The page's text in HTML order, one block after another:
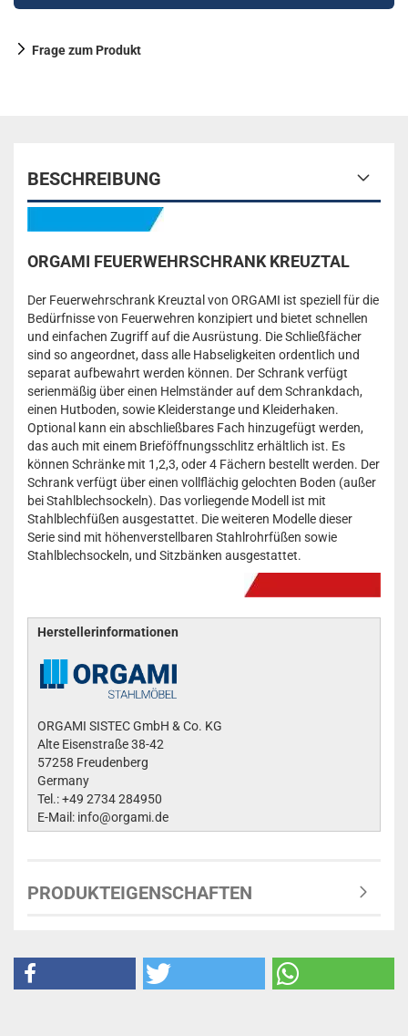
Frage zum Produkt
BESCHREIBUNG
ORGAMI FEUERWEHRSCHRANK KREUZTAL
Der Feuerwehrschrank Kreuztal von ORGAMI ist speziell für die
Bedürfnisse von Feuerwehren konzipiert und bietet schnellen
und einfachen Zugriff auf die Ausrüstung. Die Schließfächer
sind so angeordnet, dass alle Habseligkeiten ordentlich und
separat aufbewahrt werden können. Der Schrank verfügt
serienmäßig über einen Helmständer auf dem Schrankdach,
einen Hutboden, sowie Kleiderstange und Kleiderhaken.
Optional kann ein abschließbares Fach hinzugefügt werden,
das auch mit einem Brieföffnungsschlitz erhältlich ist. Es
können Schränke mit 1,2,3, oder 4 Fächern bestellt werden. Der
Schrank verfügt über einen vollflächig gelochten Boden (außer
bei Stahlblechsockeln). Das vorliegende Modell ist mit
Stahlblechfüßen ausgestattet. Die weiteren Modelle dieser
Serie sind mit höhenverstellbaren Stahlrohrfüßen sowie
Stahlblechsockeln, und Sitzbänken ausgestattet.
Herstellerinformationen
ORGAMI SISTEC GmbH & Co. KG
Alte Eisenstraße 38-42
57258 Freudenberg
Germany
Tel.: +49 2734 284950
E-Mail: info@orgami.de
PRODUKTEIGENSCHAFTEN